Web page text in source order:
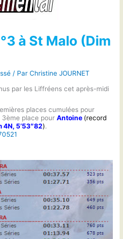
à St Malo (Dim
/ ParChristine JOURNET
par les Liffréens cet après-midi
places cumulées pour
3ème place pourAntoine (record
4N, 5’53″82).